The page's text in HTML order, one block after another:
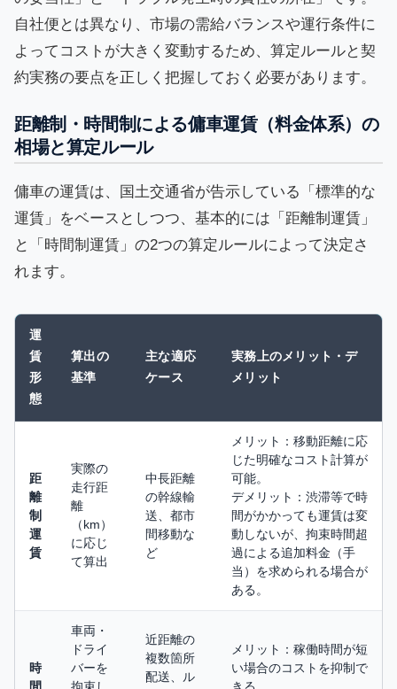
自社便とは異なり、市場の需給バランスや運行条件に
よってコストが大きく変動するため、算定ルールと契
約実務の要点を正しく把握しておく必要があります。
距離制・時間制による傭車運賃（料金体系）の
相場と算定ルール
傭車の運賃は、国土交通省が告示している「標準的な
運賃」をベースとしつつ、基本的には「距離制運賃」
と「時間制運賃」の2つの算定ルールによって決定さ
れます。
運
賃
形
態
算出の
基準
主な適応
ケース
実務上のメリット・デ
メリット
距
離
制
運
賃
実際の
走行距
離
（km）
に応じ
て算出
中長距離
の幹線輸
送、都市
間移動な
ど
メリット：移動距離に応
じた明確なコスト計算が
可能。
デメリット：渋滞等で時
間がかかっても運賃は変
動しないが、拘束時間超
過による追加料金（手
当）を求められる場合が
ある。
時
車両・
ドライ
バーを
近距離の
複数箇所
配送、ル
メリット：稼働時間が短
い場合のコストを抑制で